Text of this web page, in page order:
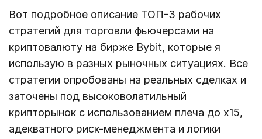
Вот подробное описание ТОП-3 рабочих
стратегий для торговли фьючерсами на
криптовалюту на бирже Bybit, которые я
использую в разных рыночных ситуациях. Все
стратегии опробованы на реальных сделках и
заточены под высоковолатильный
крипторынок с использованием плеча до x15,
адекватного риск-менеджмента и логики